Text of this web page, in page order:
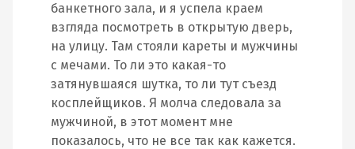
банкетного зала, и я успела краем
взгляда посмотреть в открытую дверь,
на улицу. Там стояли кареты и мужчины
с мечами. То ли это какая-то
затянувшаяся шутка, то ли тут съезд
косплейщиков. Я молча следовала за
мужчиной, в этот момент мне
показалось, что не все так как кажется.